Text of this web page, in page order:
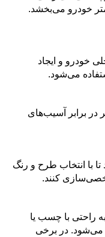
خودرو می‌بخشد.
خودرو و ایجاد
می‌شود.
در برابر آسیب‌های
تا با انتخاب طرح و رنگ
کنند.
راحتی با چسب یا
می‌شود. در برخی